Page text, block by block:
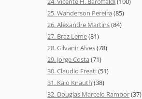
25. Wanderson Pereira (85)
26. Alexandre Martins(84)
27. Braz Leme(81)
28. Gilvanir Alves(78)
29. Jorge Costa (71)
30. Claudio Freati(51)
31. Kaio Knauth (38)
32. Douglas Marcelo Rambor(37)